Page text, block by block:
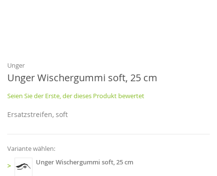
Bildgalerie
springen
Unger
Unger Wischergummi soft, 25 cm
Seien Sie der Erste, der dieses Produkt bewertet
Ersatzstreifen, soft
Variante wählen:
> Unger Wischergummi soft, 25 cm